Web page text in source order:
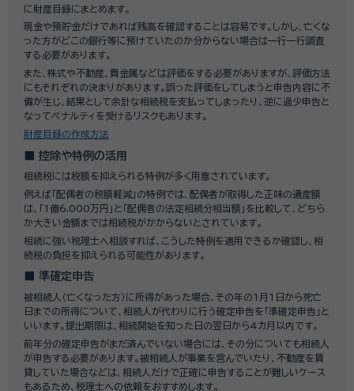
に財産目録にまとめます。
現金や預貯金だけであれば残高を確認することは容易です。しかし、亡くな
った方がどこの銀行等に預けていたのか分からない場合は一行一行調査
する必要があります。
また、株式や不動産、貴金属などは評価をする必要がありますが、評価方法
にもそれぞれの決まりがあります。誤った評価をしてしまうと申告内容に不
備が生じ、結果として余計な相続税を支払ってしまったり、逆に過少申告と
なってペナルティを受けるリスクもあります。
財産目録の作成方法
控除や特例の活用
相続税には税額を抑えられる特例が多く用意されています。
例えば「配偶者の税額軽減」の特例では、配偶者が取得した正味の遺産額
は、「1億6,000万円」と「配偶者の法定相続分相当額」を比較して、どちら
か大きい金額までは相続税がかからないとされています。
相続に強い税理士へ相談すれば、こうした特例を適用できるか確認し、相
続税の負担を抑えられる可能性があります。
準確定申告
被相続人（亡くなった方）に所得があった場合、その年の1月1日から死亡
日までの所得について、相続人が代わりに行う確定申告を「準確定申告」と
いいます。提出期限は、相続開始を知った日の翌日から4カ月以内です。
前年分の確定申告がまだ済んでいない場合には、その分についても相続人
が申告する必要があります。被相続人が事業を営んでいたり、不動産を賃
貸していた場合などは、相続人だけで正確に申告することが難しいケース
もあるため、税理士への依頼をおすすめします。